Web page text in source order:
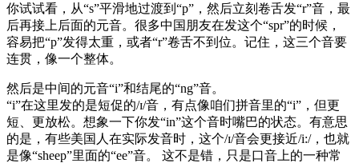
你试试看，从“s”平滑地过渡到“p”，然后立刻卷舌发“r”音，最
后再接上后面的元音。很多中国朋友在发这个“spr”的时候，
容易把“p”发得太重，或者“r”卷舌不到位。记住，这三个音要
连贯，像一个整体。
然后是中间的元音“i”和结尾的“ng”音。
“i”在这里发的是短促的/ɪ/音，有点像咱们拼音里的“i”，但更
短、更放松。想象一下你发“in”这个音时嘴巴的状态。有意思
的是，有些美国人在实际发音时，这个/ɪ/音会更接近/i:/，也就
是像“sheep”里面的“ee”音。 这不是错，只是口音上的一种常